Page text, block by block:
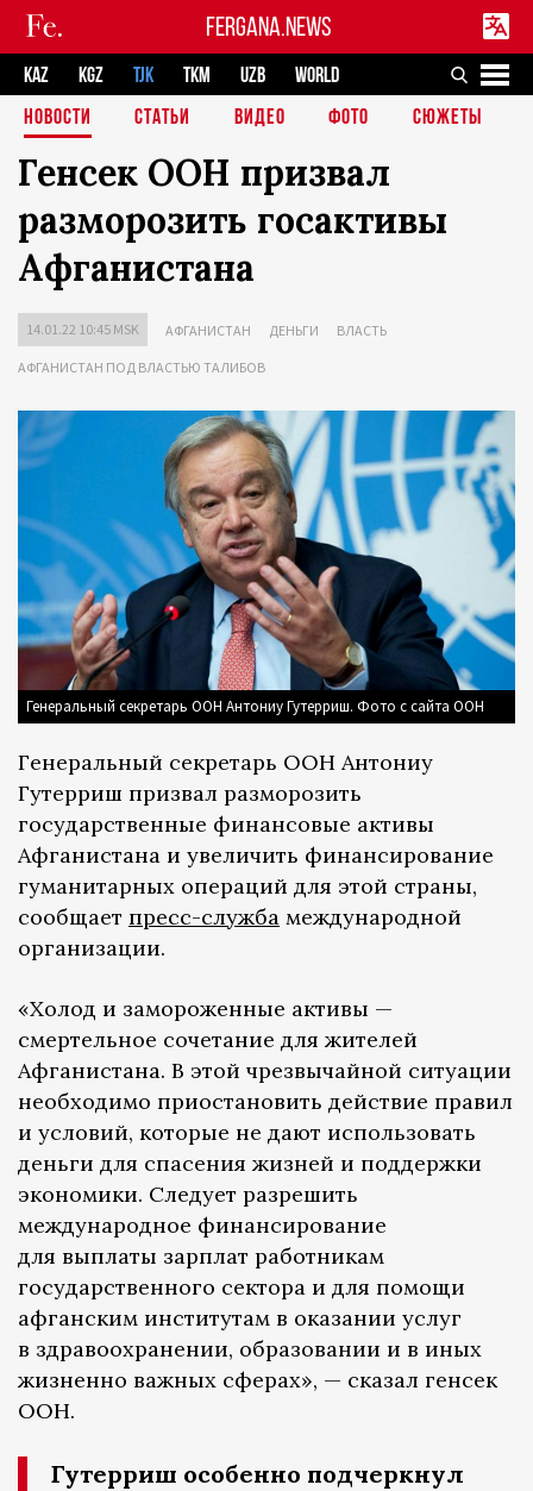
FERGANA.NEWS
KAZ KGZ TJK TKM UZB
WORLD
НОВОСТИ
СТАТЬИ ВИДЕО ФОТО СЮЖЕТЫ
Генсек ООН призвал
разморозить госактивы
Афганистана
14.01.22 10:45 MSK АФГАНИСТАН ДЕНЬГИ ВЛАСТЬ
АФГАНИСТАН ПОД ВЛАСТЬЮ ТАЛИБОВ
Генеральный секретарь ООН Антониу Гутерриш. Фото с сайта ООН
Генеральный секретарь ООН Антониу
Гутерриш призвал разморозить
государственные финансовые активы
Афганистана и увеличить финансирование
гуманитарных операций для этой страны,
сообщает пресс-служба международной
организации.
«Холод и замороженные активы —
смертельное сочетание для жителей
Афганистана. В этой чрезвычайной ситуации
необходимо приостановить действие правил
и условий, которые не дают использовать
деньги для спасения жизней и поддержки
экономики. Следует разрешить
международное финансирование
для выплаты зарплат работникам
государственного сектора и для помощи
афганским институтам в оказании услуг
в здравоохранении, образовании и в иных
жизненно важных сферах», — сказал генсек
ООН.
Гутерриш особенно подчеркнул